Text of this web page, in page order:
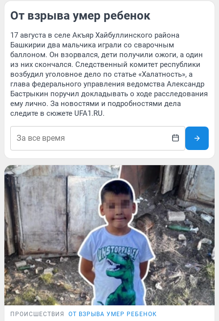
От взрыва умер ребенок
17 августа в селе Акъяр Хайбуллинского района
Башкирии два мальчика играли со сварочным
баллоном. Он взорвался, дети получили ожоги, а один
из них скончался. Следственный комитет республики
возбудил уголовное дело по статье «Халатность», а
глава федерального управления ведомства Александр
Бастрыкин поручил докладывать о ходе расследования
ему лично. За новостями и подробностями дела
следите в сюжете UFA1.RU.
ПРОИСШЕСТВИЯ ОТ ВЗРЫВА УМЕР РЕБЕНОК